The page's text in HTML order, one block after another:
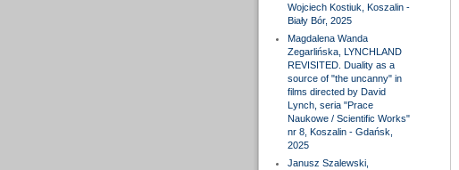
Wojciech Kostiuk, Koszalin -
Biały Bór, 2025
Magdalena Wanda
Zegarlińska, LYNCHLAND
REVISITED. Duality as a
source of "the uncanny" in
films directed by David
Lynch, seria "Prace
Naukowe / Scientific Works"
nr 8, Koszalin - Gdańsk,
2025
Janusz Szalewski,